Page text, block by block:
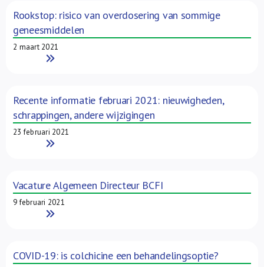
Rookstop: risico van overdosering van sommige
geneesmiddelen
2 maart 2021
Read More
Recente informatie februari 2021: nieuwigheden,
schrappingen, andere wijzigingen
23 februari 2021
Read More
Vacature Algemeen Directeur BCFI
9 februari 2021
Read More
COVID-19: is colchicine een behandelingsoptie?